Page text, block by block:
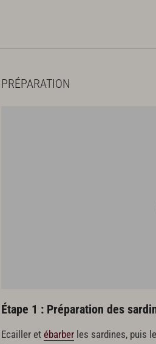
PRÉPARATION
Étape 1 : Préparation des
Ecailler et ébarberles sardines, puis